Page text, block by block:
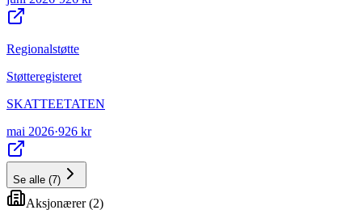
Regionalstøtte
Støtteregisteret
SKATTEETATEN
mai 2026·926 kr
Se alle (7)
Aksjonærer(2)